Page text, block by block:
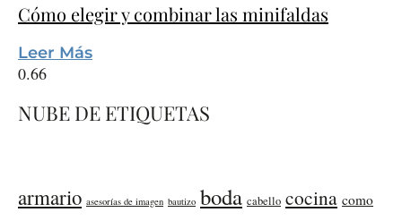
Cómo elegir y combinar las minifaldas
Leer Más
NUBE DE ETIQUETAS
armario asesorías de imagen bautizo boda cabello cocina como